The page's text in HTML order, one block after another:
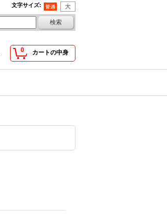
文字サイズ:
0 カートの中身